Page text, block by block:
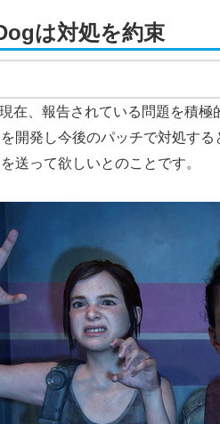
は対処を約束
在、報告されている問題を積
開発し今後のパッチで対処する
送って欲しいとのことです。